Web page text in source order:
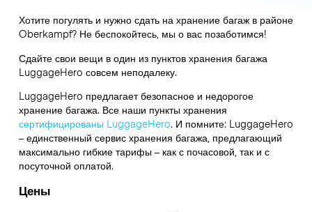
Хотите погулять и нужно сдать на хранение багаж в районе
Oberkampf? Не беспокойтесь, мы о вас позаботимся!
Сдайте свои вещи в один из пунктов хранения багажа
LuggageHero совсем неподалеку.
LuggageHero предлагает безопасное и недорогое
хранение багажа. Все наши пункты хранения
сертифицированы LuggageHero. И помните: LuggageHero
– единственный сервис хранения багажа, предлагающий
максимально гибкие тарифы – как с почасовой, так и с
посуточной оплатой.
Цены